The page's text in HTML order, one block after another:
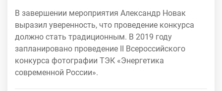
В завершении мероприятия Александр Новак
выразил уверенность, что проведение конкурса
должно стать традиционным. В 2019 году
запланировано проведение II Всероссийского
конкурса фотографии ТЭК «Энергетика
современной России».